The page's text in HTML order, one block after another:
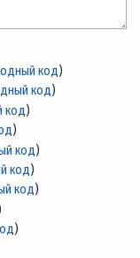
код)
код)
код)
)
код)
код)
код)
)